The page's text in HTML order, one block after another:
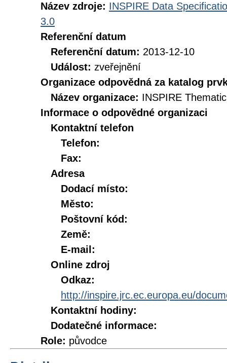
Název zdroje: INSPIRE Data
3.0
Referenční datum
Referenční datum: 2013-12-10
Událost: zveřejnění
Organizace odpovědná za katalog
Název organizace: INSPIRE
Informace o odpovědné organizaci
Kontaktní telefon
Telefon:
Fax:
Adresa
Dodací místo:
Město:
Poštovní kód:
Země:
E-mail:
Online zdroj
Odkaz:
http://inspire.jrc.ec.europa.eu/
Kontaktní hodiny:
Dodatečné informace:
Role: původce